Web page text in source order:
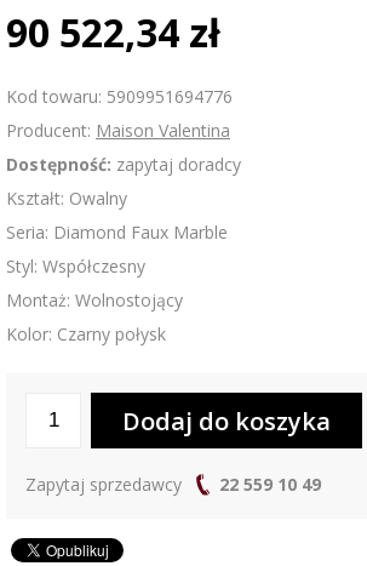
90 522,34 zł
Kod towaru: 5909951694776
Producent: Maison Valentina
Dostępność: zapytaj doradcy
Kształt: Owalny
Seria: Diamond Faux Marble
Styl: Współczesny
Montaż: Wolnostojący
Kolor: Czarny połysk
Zapytaj sprzedawcy 22 559 10 49